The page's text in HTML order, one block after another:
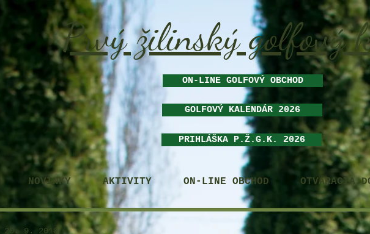
Prvý žilinský golfový
ON-LINE GOLFOVÝ OBCHOD
GOLFOVÝ KALENDÁR 2026
PRIHLÁŠKA P.Ž.G.K. 2026
NOVINKY AKTIVITY ON-LINE OBCHOD OTVÁRACIA
20. 9. 2018